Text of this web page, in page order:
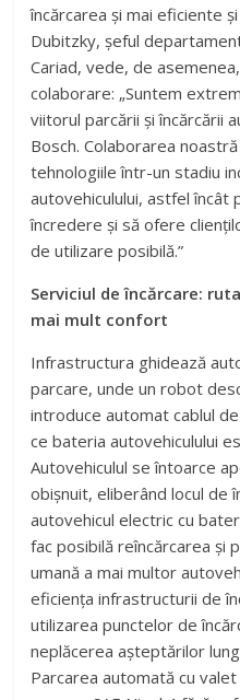
încărcarea și mai eficiente
Dubitzky, șeful
Cariad, vede, de
colaborare: „Suntem
viitorul parcării și încărcării
Bosch. Colaborarea
tehnologiile într-un stadiu
autovehiculului, astfel încât
încredere și să ofere
de utilizare posibilă.”
Serviciul de încărcare:
mai mult confort
Infrastructura ghidează
parcare, unde un robot
introduce automat cablul
ce bateria autovehiculului
Autovehiculul se întoarce
obișnuit, eliberând locul de
autovehicul electric cu
fac posibilă reîncărcarea și
umană a mai multor
eficiența infrastructurii de
utilizarea punctelor de
neplăcerea așteptărilor
Parcarea automată cu